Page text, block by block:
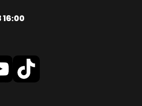
16:00